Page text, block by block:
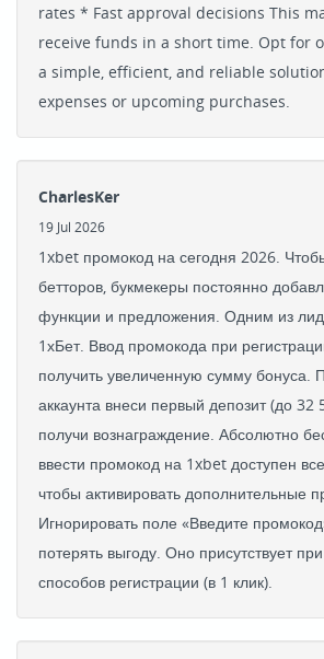
rates * Fast approval decisions This
receive funds in a short time. Opt for
a simple, efficient, and reliable
expenses or upcoming purchases.
CharlesKer
19 Jul 2026
1xbet промокод на сегодня 2026.
бетторов, букмекеры постоянно
функции и предложения. Одним из
1хБет. Ввод промокода при
получить увеличенную сумму бонуса.
аккаунта внеси первый депозит (до
получи вознаграждение. Абсолютно
ввести промокод на 1xbet доступен
чтобы активировать дополнительные
Игнорировать поле «Введите
потерять выгоду. Оно присутствует
способов регистрации (в 1 клик).